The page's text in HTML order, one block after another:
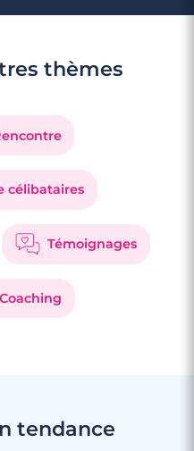
thèmes
célibataires
Témoignages
tendance